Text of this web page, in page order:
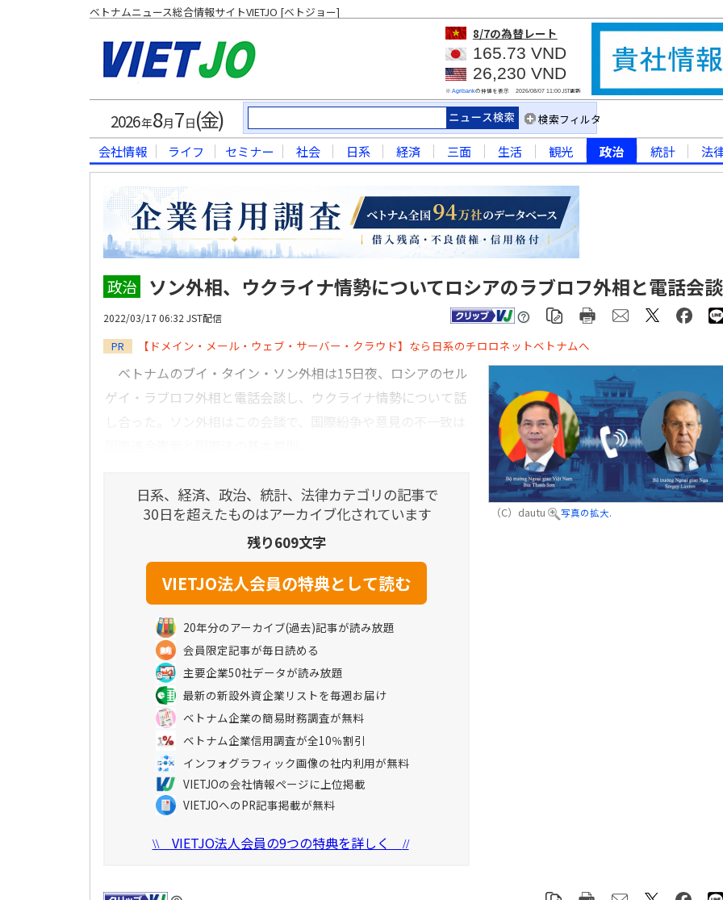
ベトナムニュース総合情報サイトVIETJO [ベトジョー]
8/7の為替レート
165.73 VND
26,230 VND
※ Agribankの仲値を表示 2026/08/07 11:00JST更新
2026年8月7 日(金) 検索フィルタ
会社情報 ライフ セミナー 社会 日系 経済 三面 生活 観光 政治 統計 法
政治 ソン外相、ウクライナ情勢についてロシアのラブロフ外相と電話会談
2022/03/17 06:32 JST配信
PR 【ドメイン・メール・ウェブ・サーバー・クラウド】なら日系のチロロネットベトナムへ
（C）dautu 写真の拡大.
ベトナムのブイ・タイン・ソン外相は15日夜、ロシアのセル
ゲイ・ラブロフ外相と電話会談し、ウクライナ情勢について話
日系、経済、政治、統計、法律カテゴリの記事で
30日を超えたものはアーカイブ化されています
残り609文字
20年分のアーカイブ(過去)記事が読み放題
会員限定記事が毎日読める
主要企業50社データが読み放題
最新の新設外資企業リストを毎週お届け
ベトナム企業の簡易財務調査が無料
ベトナム企業信用調査が全10％割引
インフォグラフィック画像の社内利用が無料
VIETJOの会社情報ページに上位掲載
VIETJOへのPR記事掲載が無料
\\VIETJO法人会員の9つの特典を詳しく //